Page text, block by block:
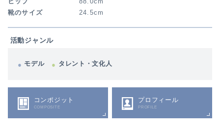
靴のサイズ
24.5cm
活動ジャンル
モデル タレント・文化人
コンポジット
COMPOSITE
プロフィール
PROFILE